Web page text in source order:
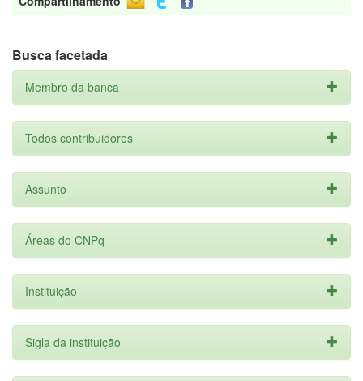
Busca facetada
Membro da banca
Todos contribuidores
Assunto
Áreas do CNPq
Instituição
Sigla da instituição